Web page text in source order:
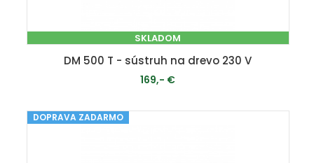
SKLADOM
DM 500 T - sústruh na drevo 230 V
169,- €
PRIDAŤ DO KOŠÍKA
DOPRAVA ZADARMO